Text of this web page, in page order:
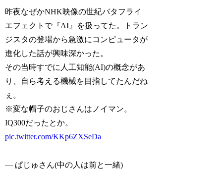
昨夜なぜかNHK映像の世紀バタフライ
エフェクトで『AI』を扱ってた。トラン
ジスタの登場から急激にコンピュータが
進化した話が興味深かった。
その当時すでに人工知能(AI)の概念があ
り、自ら考える機械を目指してたんだね
ぇ。
※変な帽子のおじさんはノイマン。
IQ300だったとか。
pic.twitter.com/KKp6ZXSeDa
— ぱじゅさん(中の人は前と一緒)